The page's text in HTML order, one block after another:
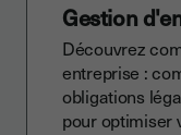
Gestion
Découvrez
entreprise :
obligations
pour optimiser